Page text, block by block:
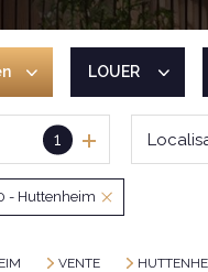
LOUER
De l'immo
1
- Huttenheim
VENTE